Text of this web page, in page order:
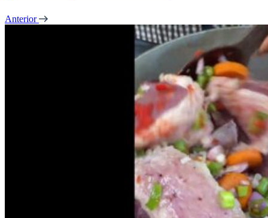
Anterior